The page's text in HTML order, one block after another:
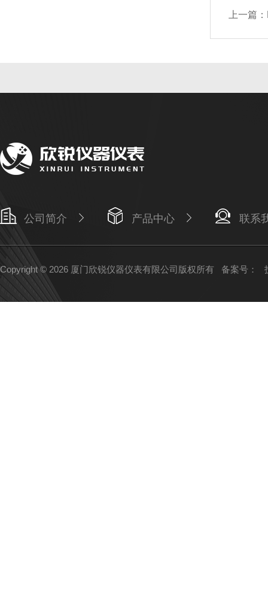
上一篇：
公司简介 产品中心 联系
Copyright © 2026 厦门欣锐仪器仪表有限公司版权所有 备案号：